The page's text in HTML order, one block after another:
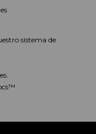
sistema de